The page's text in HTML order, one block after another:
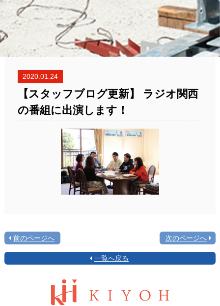
2020.01.24
【スタッフブログ更新】 ラジオ関西
の番組に出演します！
前のページへ 次のページへ
一覧へ戻る